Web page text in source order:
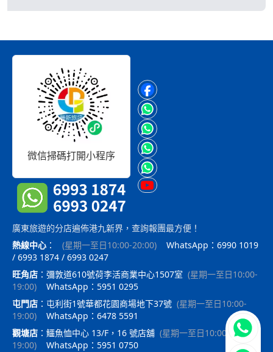
微信掃碼打開小程序
廣東旅遊的分店遍佈港九新界，查詢報團最方便！
熱線中心 ： (星期一至日10:00-20:00)
WhatsApp：6990 1019
/ 6993 1874 / 6993 0247
旺角店 ： 彌敦道610號荷李活商業中心1507室 (星期一至日10:00-
19:00)
WhatsApp：5951 0295
屯門店 ： 屯利街1號華都花園商場地下37號 (星期一至日10:00-
19:00)
WhatsApp：6478 5591
觀塘店 ： 鱷魚恤中心 13/F，16 號店舖 (星期一至日10:00-
19:00)
WhatsApp：5951 0750
立即